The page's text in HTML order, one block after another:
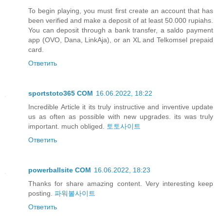
To begin playing, you must first create an account that has
been verified and make a deposit of at least 50.000 rupiahs.
You can deposit through a bank transfer, a saldo payment
app (OVO, Dana, LinkAja), or an XL and Telkomsel prepaid
card.
Ответить
sportstoto365 COM 16.06.2022, 18:22
Incredible Article it its truly instructive and inventive update
us as often as possible with new upgrades. its was truly
important. much obliged. 토토사이트
Ответить
powerballsite COM 16.06.2022, 18:23
Thanks for share amazing content. Very interesting keep
posting. 파워볼사이트
Ответить